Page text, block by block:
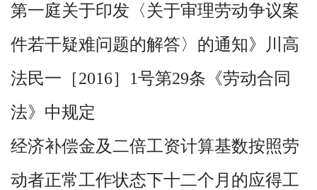
第一庭关于印发〈关于审理劳动争议案
件若干疑难问题的解答〉的通知》川高
法民一［2016］1号第29条《劳动合同
法》中规定
经济补偿金及二倍工资计算基数按照劳
动者正常工作状态下十二个月的应得工